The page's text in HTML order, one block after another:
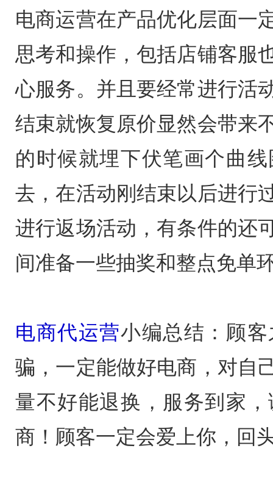
电商运营在产品优化层面一
思考和操作，包括店铺客服
心服务。并且要经常进行活
结束就恢复原价显然会带来
的时候就埋下伏笔画个曲
去，在活动刚结束以后进行
进行返场活动，有条件的还
间准备一些抽奖和整点免单
电商代运营小编总结：顾
骗，一定能做好电商，对自
量不好能退换，服务到家
商！顾客一定会爱上你，回